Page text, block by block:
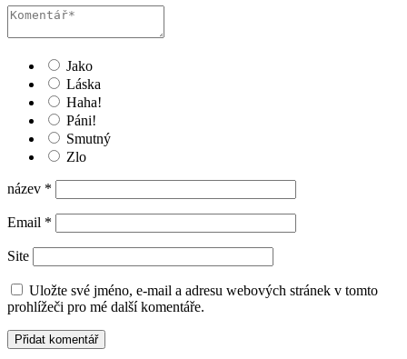
Jako
Láska
Haha!
Páni!
Smutný
Zlo
název *
Email *
Site
Uložte své jméno, e-mail a adresu webových stránek v tomto
prohlížeči pro mé další komentáře.